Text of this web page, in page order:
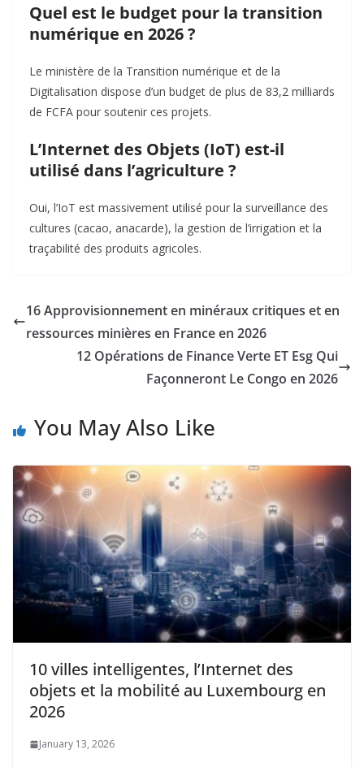
Quel est le budget pour la transition
numérique en 2026 ?
Le ministère de la Transition numérique et de la
Digitalisation dispose d’un budget de plus de 83,2 milliards
de FCFA pour soutenir ces projets.
L’Internet des Objets (IoT) est-il
utilisé dans l’agriculture ?
Oui, l’IoT est massivement utilisé pour la surveillance des
cultures (cacao, anacarde), la gestion de l’irrigation et la
traçabilité des produits agricoles.
16 Approvisionnement en minéraux critiques et en
ressources minières en France en 2026
12 Opérations de Finance Verte ET Esg Qui
Façonneront Le Congo en 2026
You May Also Like
10 villes intelligentes, l’Internet des
objets et la mobilité au Luxembourg en
2026
January 13, 2026